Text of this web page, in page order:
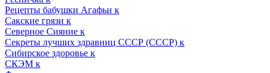
Рецепты бабушки Агафьи к
Сакские грязи к
Северное Сияние к
Секреты лучших здравниц СССР (СССР) к
Сибирское здоровье к
СКЭМ к